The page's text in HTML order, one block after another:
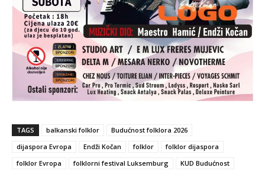
TAGS balkanski folklor
Budućnost folklora 2026
dijaspora Evropa
Endži Kočan folklor
folklor dijaspora
folklor Evropa
folklorni festival Luksemburg
KUD Budućnost